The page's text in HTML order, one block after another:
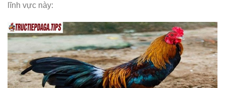
lĩnh vực này: